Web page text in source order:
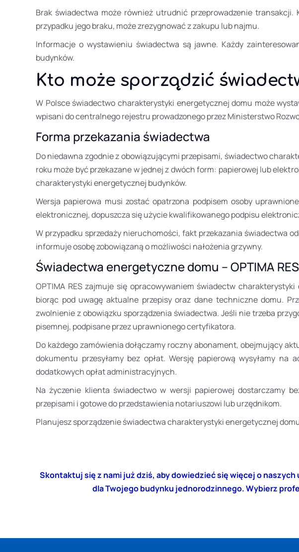
Brak świadectwa może również utrudnić przeprowadzenie
przypadku jego braku, może zrezygnować z zakupu lub najmu.
Informacje o wystawieniu świadectwa są jawne. Każdy
budynków.
Kto może sporządzić
W Polsce świadectwo charakterystyki energetycznej domu może
wpisani do centralnego rejestru prowadzonego przez Ministerstwo
Forma przekazania świadectwa
Do niedawna zgodnie z obowiązującymi przepisami, świadectwo
roku może być przekazane w jednej z dwóch form: papierowej lub
charakterystyki energetycznej budynków.
Wersja papierowa musi zostać opatrzona podpisem osoby
elektronicznej, dopuszcza się użycie kwalifikowanego podpisu
W przypadku sprzedaży nieruchomości, fakt przekazania świadectwa
informuje osobę zobowiązaną o możliwości nałożenia grzywny.
Świadectwa energetyczne domu – OPTIMA RES
OPTIMA RES zajmuje się opracowywaniem świadectw
biorąc pod uwagę aktualne przepisy oraz dane techniczne domu.
zwolnienie z obowiązku sporządzenia świadectwa. Jeśli nie trzeba
pisemnej, podpisane przez uprawnionego certyfikatora.
Do każdego zamówienia dołączamy roczny abonament, obejmujący
dokumentu przesyłamy bez opłat. Wersję papierową wysyłamy
dodatkowych opłat administracyjnych.
Na życzenie klienta świadectwo w wersji papierowej dostarczamy
przepisami i gotowe do przedstawienia notariuszowi lub urzędnikom.
Planujesz sporządzenie świadectwa charakterystyki energetycznej
Skontaktuj się z nami już dziś, aby dowiedzieć się więcej o
dla Twojego budynku jednorodzinnego. Wybierz